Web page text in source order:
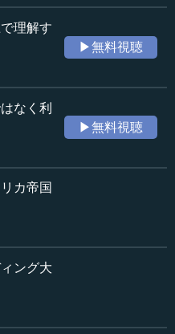
中第2話）
の歴史です。アメリカを
ンチを唱えました。
二流三流の貴族で、冒険
リスト教）原理主義で、
には、この二つです。
ウンに拠点を置きます。
理解す
▶無料視聴
なく利
▶無料視聴
カ帝国
ング大